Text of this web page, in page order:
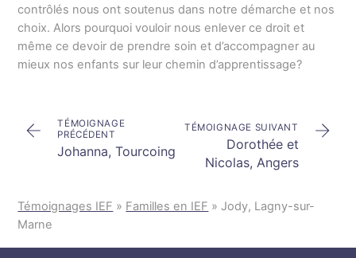
contrôlés nous ont soutenus dans notre démarche et nos
choix. Alors pourquoi vouloir nous enlever ce droit et
même ce devoir de prendre soin et d’accompagner au
mieux nos enfants sur leur chemin d’apprentissage?
TÉMOIGNAGE
PRÉCÉDENT
Johanna, Tourcoing
TÉMOIGNAGE SUIVANT
Dorothée et
Nicolas, Angers
Témoignages IEF » Familles en IEF » Jody, Lagny-sur-
Marne